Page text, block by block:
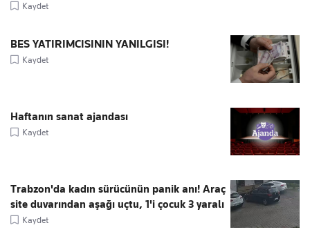
Kaydet
BES YATIRIMCISININ YANILGISI!
Kaydet
Haftanın sanat ajandası
Kaydet
Trabzon'da kadın sürücünün panik anı! Araç
site duvarından aşağı uçtu, 1'i çocuk 3 yaralı
Kaydet